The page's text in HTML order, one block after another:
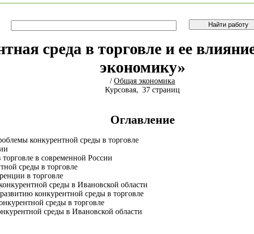
среда в торговле и ее
экономику»
/Общая экономика
Курсовая, 37 страниц
Оглавление
конкурентной среды в торговле
торговле в современной России
среды в торговле
в торговле
среды в Ивановской области
конкурентной среды в торговле
среды в торговле
среды в Ивановской области